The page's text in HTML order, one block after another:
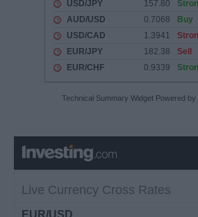
Technical Summary Widget Powered by